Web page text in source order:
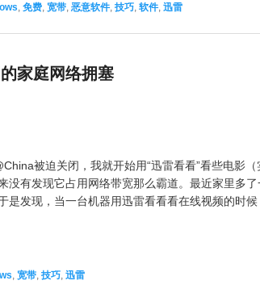
, 免费, 宽带, 恶意软件, 技巧, 软件, 迅雷
家庭网络拥塞
被迫关闭，我就开始用“迅雷看看”看些电影
没有发现它占用网络带宽那么霸道。最近家里多
是发现，当一台机器用迅雷看看看在线视频的时
, 宽带, 技巧, 迅雷